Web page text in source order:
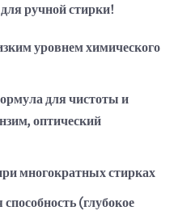
ручной стирки!
уровнем химического
для чистоты и
оптический
многократных стирках
(глубокое